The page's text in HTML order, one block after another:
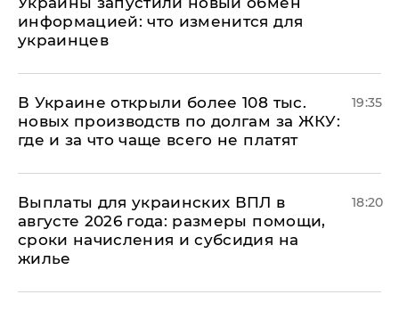
информацией: что изменится для
украинцев
В Украине открыли более 108 тыс.
новых производств по долгам за ЖКУ:
где и за что чаще всего не платят
19:35
Выплаты для украинских ВПЛ в
августе 2026 года: размеры помощи,
сроки начисления и субсидия на
жилье
18:20